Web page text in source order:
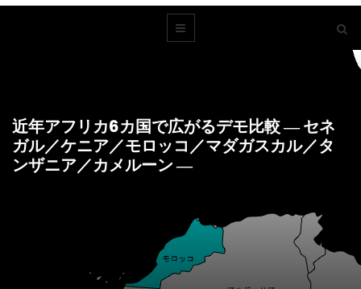
近年アフリカ6カ国で広がるデモ比較 ― セネ
ガル／ケニア／モロッコ／マダガスカル／タ
ンザニア／カメルーン ―